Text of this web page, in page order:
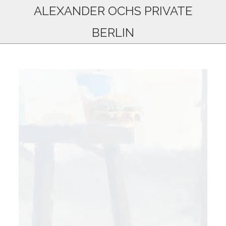
ALEXANDER OCHS PRIVATE
BERLIN